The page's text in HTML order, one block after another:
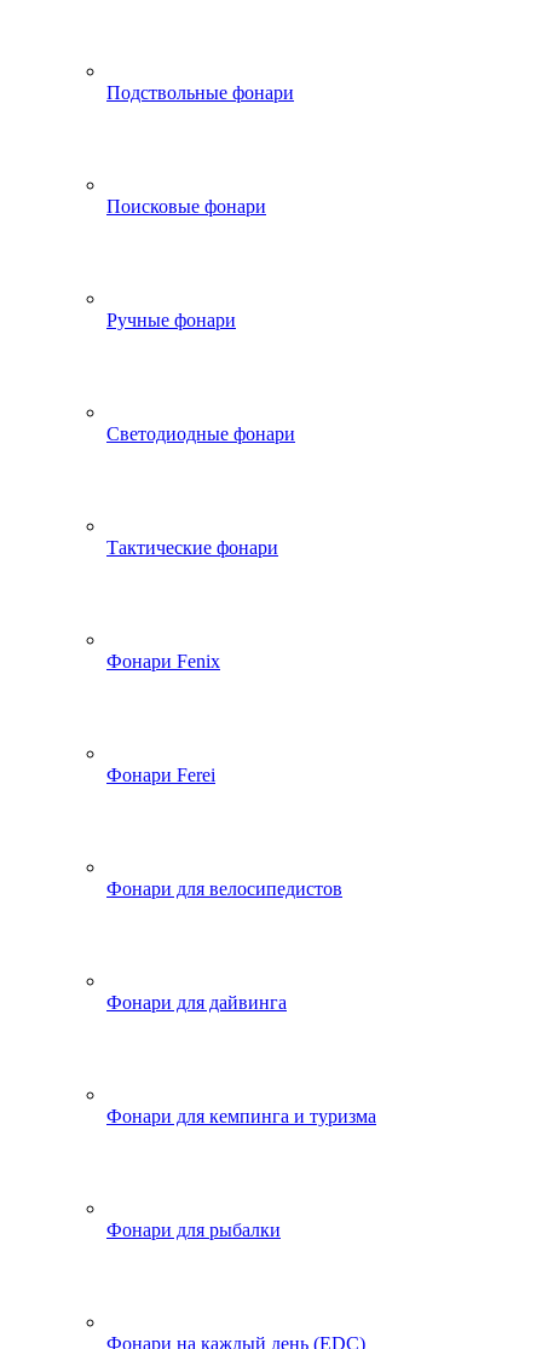
Подствольные фонари
Поисковые фонари
Ручные фонари
Светодиодные фонари
Тактические фонари
Фонари Fenix
Фонари Ferei
Фонари для велосипедистов
Фонари для дайвинга
Фонари для кемпинга и туризма
Фонари для рыбалки
Фонари на каждый день (EDC)